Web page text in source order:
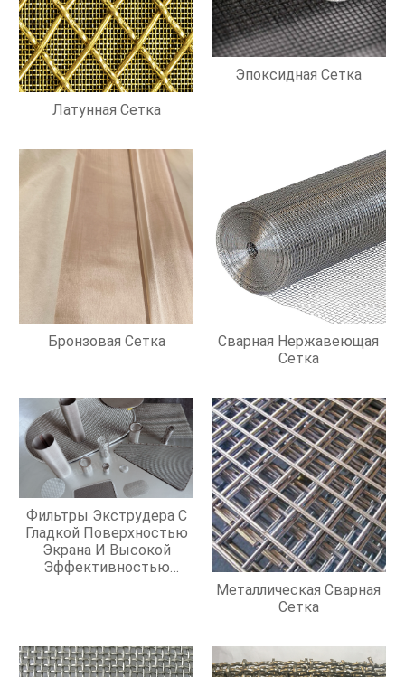
Латунная Сетка
Эпоксидная Сетка
Бронзовая Сетка
Сварная Нержавеющая
Сетка
Фильтры Экструдера С
Гладкой Поверхностью
Экрана И Высокой
Эффективностью
Металлическая Сварная
Сетка